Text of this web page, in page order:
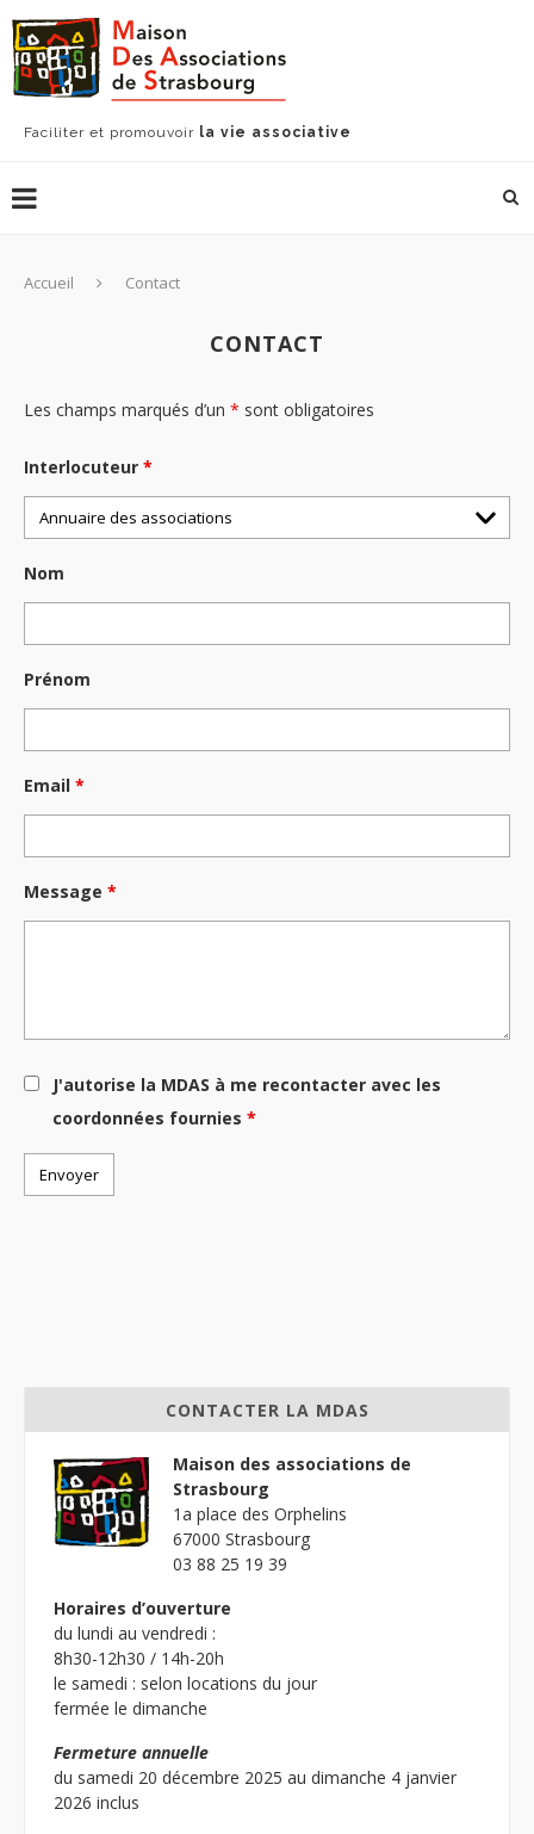
Faciliter et promouvoir la vie associative
Accueil Contact
CONTACT
Les champs marqués d’un * sont obligatoires
Interlocuteur *
Nom
Prénom
Email *
Message *
J'autorise la MDAS à me recontacter avec les
coordonnées fournies *
CONTACTER LA MDAS
Maison des associations de
Strasbourg
1a place des Orphelins
67000 Strasbourg
03 88 25 19 39
Horaires d’ouverture
du lundi au vendredi :
8h30-12h30 / 14h-20h
le samedi : selon locations du jour
fermée le dimanche
Fermeture annuelle
du samedi 20 décembre 2025 au dimanche 4 janvier
2026 inclus